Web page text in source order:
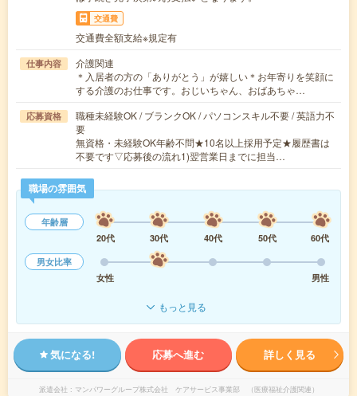
交通費
交通費全額支給※規定有
仕事内容
介護関連
＊入居者の方の「ありがとう」が嬉しい＊お年寄りを笑顔に
する介護のお仕事です。おじいちゃん、おばあちゃ…
応募資格
職種未経験OK / ブランクOK / パソコンスキル不要 / 英語力不
要
無資格・未経験OK年齢不問★10名以上採用予定★履歴書は
不要です▽応募後の流れ1)翌営業日までに担当…
職場の雰囲気
年齢層
20代
30代 40代 50代
60代
男女比率
女性
男性
もっと見る
気になる! 応募へ進む 詳しく見る
派遣会社 マンパワーグループ株式会社 ケアサービス事業部 （医療福祉介護関連）